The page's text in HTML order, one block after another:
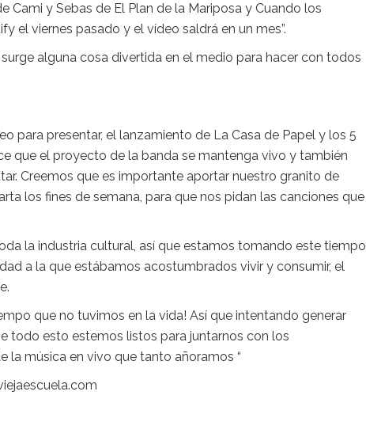
Cami y Sebas de El Plan de la Mariposa y Cuando los
el viernes pasado y el vídeo saldrá en un mes”.
alguna cosa divertida en el medio para hacer con todos
para presentar, el lanzamiento de La Casa de Papel y los 5
que el proyecto de la banda se mantenga vivo y también
Creemos que es importante aportar nuestro granito de
los fines de semana, para que nos pidan las canciones que
la industria cultural, así que estamos tomando este tiempo
a la que estábamos acostumbrados vivir y consumir, el
que no tuvimos en la vida! Así que intentando generar
todo esto estemos listos para juntarnos con los
la música en vivo que tanto añoramos “